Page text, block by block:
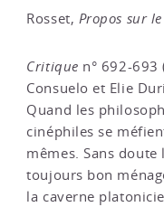
Rosset, Propos sur
Critique n° 692-
Consuelo et Elie
Quand les
cinéphiles se
mêmes. Sans
toujours bon
la caverne